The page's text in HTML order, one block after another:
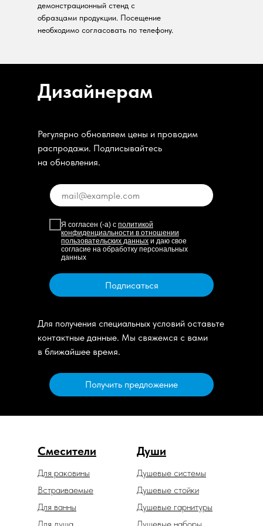
демонстрационный стенд с
образцами продукции. Посещение
необходимо согласовать по телефону.
Дизайнерам
Регулярно обновляем цены и проводим
распродажи. Подписывайтесь
на обновления.
Я согласен (-а) с политикой
конфиденциальности в отношении
пользовательских данных и даю свое
согласие на обработку персональных
данных
Подписаться
Для получения специальных условий оставьте
контактные данные. Мы свяжемся с вами
в ближайшее время.
Получить предложение
Смесители Души
Душевые гарнитуры
Душевые системы
Встраиваемые
Для ванны
Для раковины
Душевые стойки